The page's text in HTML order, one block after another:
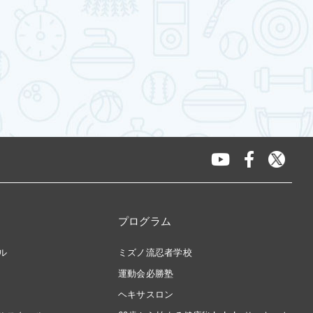
プログラム
ミズノ流忍者学校
運動会必勝塾
ヘキサスロン